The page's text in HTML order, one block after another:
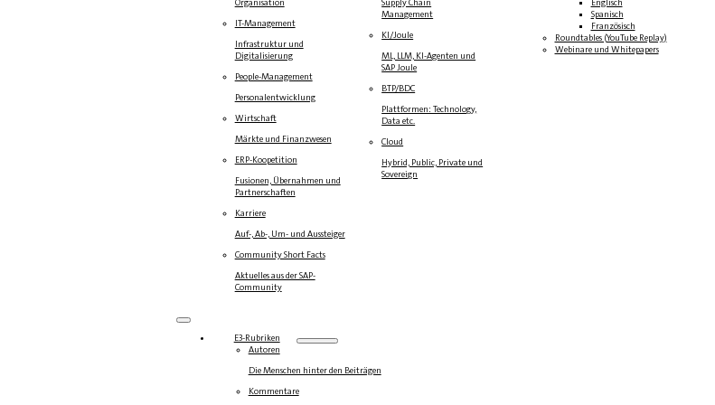
IT-Management
Infrastruktur und
Digitalisierung
People-Management
Personalentwicklung
Wirtschaft
Märkte und Finanzwesen
ERP-Koopetition
Fusionen, Übernahmen und
Partnerschaften
Karriere
Auf-, Ab-, Um- und Aussteiger
Community Short Facts
Aktuelles aus der SAP-
Community
Management
KI/Joule
ML, LLM, KI-Agenten und
SAP Joule
BTP/BDC
Plattformen: Technology,
Data etc.
Cloud
Hybrid, Public, Private und
Sovereign
Spanisch
Französisch
Roundtables (YouTube Replay)
Webinare und Whitepapers
E3-Rubriken
Autoren
Die Menschen hinter den Beiträgen
Kommentare